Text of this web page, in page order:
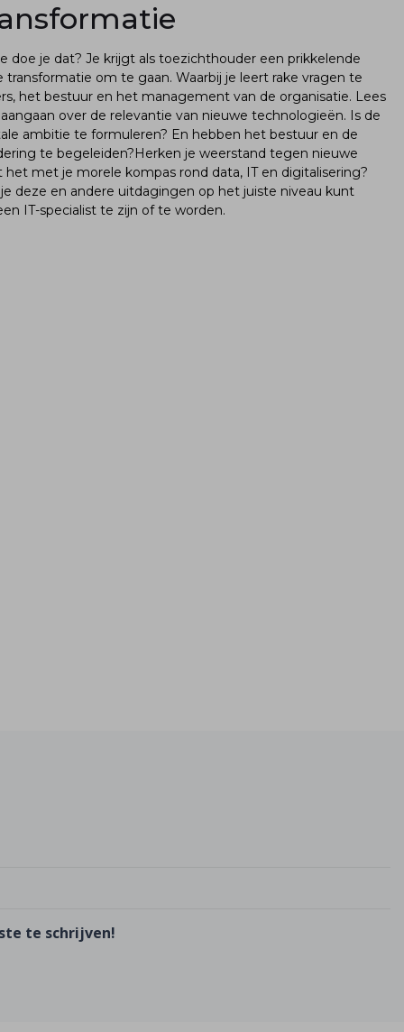
doe je dat? Je krijgt als toezichthouder een prikkelende
om te gaan. Waarbij je leert rake vragen te
het bestuur en het management van de organisatie. Lees
over de relevantie van nieuwe technologieën. Is de
ambitie te formuleren? En hebben het bestuur en de
te begeleiden?Herken je weerstand tegen nieuwe
met je morele kompas rond data, IT en digitalisering?
deze en andere uitdagingen op het juiste niveau kunt
IT-specialist te zijn of te worden.
te schrijven!